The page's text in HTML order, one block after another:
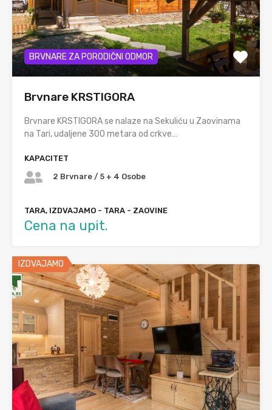
BRVNARE ZA PORODIČNI ODMOR
Brvnare KRSTIGORA
Brvnare KRSTIGORA se nalaze na Sekuliću u Zaovinama
na Tari, udaljene 300 metara od crkve…
KAPACITET
2 Brvnare / 5 + 4 Osobe
TARA, IZDVAJAMO - TARA - ZAOVINE
Cena na upit.
IZDVAJAMO